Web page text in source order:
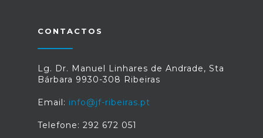
CONTACTOS
Lg. Dr. Manuel Linhares de Andrade, Sta
Bárbara 9930-308 Ribeiras
Email: info@jf-ribeiras.pt
Telefone: 292 672 051